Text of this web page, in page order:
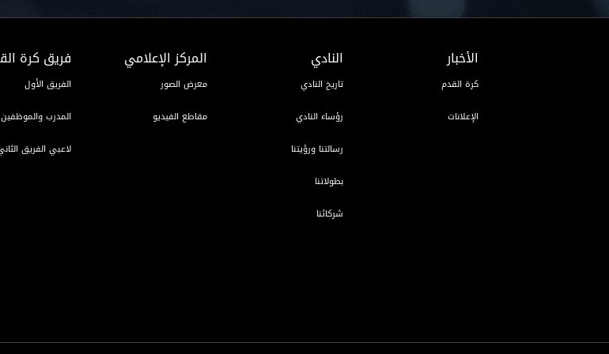
الأخبار
كرة القدم
الإعلانات
النادي
تاريخ النادي
رؤساء النادي
رسالتنا ورؤيتنا
بطولاتنا
شركائنا
المركز الإعلامي
معرض الصور
مقاطع الفيديو
فريق كرة
الفريق الأول
المدرب والموظفين
لاعبي الفريق